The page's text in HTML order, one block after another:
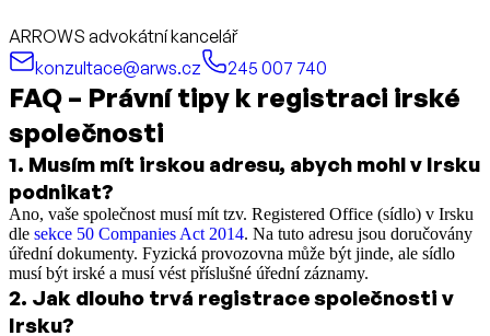
ARROWS advokátní kancelář
konzultace@arws.cz
245 007 740
FAQ – Právní tipy k registraci irské
společnosti
1. Musím mít irskou adresu, abych mohl v Irsku
podnikat?
Ano, vaše společnost musí mít tzv. Registered Office (sídlo) v Irsku
dle sekce 50 Companies Act 2014. Na tuto adresu jsou doručovány
úřední dokumenty. Fyzická provozovna může být jinde, ale sídlo
musí být irské a musí vést příslušné úřední záznamy.
2. Jak dlouho trvá registrace společnosti v
Irsku?